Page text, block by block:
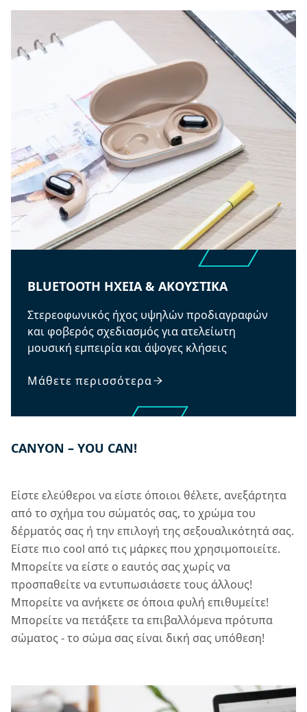
BLUETOOTH ΗΧΕΙΑ & ΑΚΟΥΣΤΙΚΑ
Στερεοφωνικός ήχος υψηλών προδιαγραφών
και φοβερός σχεδιασμός για ατελείωτη
μουσική εμπειρία και άψογες κλήσεις
Μάθετε περισσότερα
CANYON – YOU CAN!
Είστε ελεύθεροι να είστε όποιοι θέλετε, ανεξάρτητα
από το σχήμα του σώματός σας, το χρώμα του
δέρματός σας ή την επιλογή της σεξουαλικότητά σας.
Είστε πιο cool από τις μάρκες που χρησιμοποιείτε.
Μπορείτε να είστε ο εαυτός σας χωρίς να
προσπαθείτε να εντυπωσιάσετε τους άλλους!
Μπορείτε να ανήκετε σε όποια φυλή επιθυμείτε!
Μπορείτε να πετάξετε τα επιβαλλόμενα πρότυπα
σώματος - το σώμα σας είναι δική σας υπόθεση!